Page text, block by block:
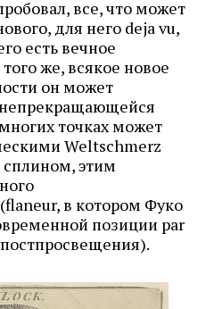
все, что может
для него deja vu,
есть вечное
же, всякое новое
он может
точках может
Weltschmerz
этим
в котором Фуко
позиции par